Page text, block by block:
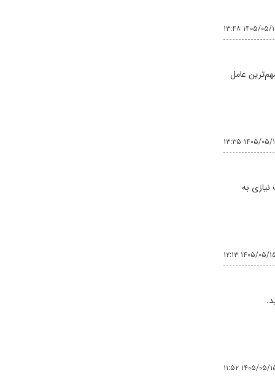
۰۵/۱۵ ۱۳:۴۸
عامل
۰۵/۱۵ ۱۳:۳۵
به
۰۵/۱۵ ۱۲:۱۳
۰۵/۱۵ ۱۱:۵۲